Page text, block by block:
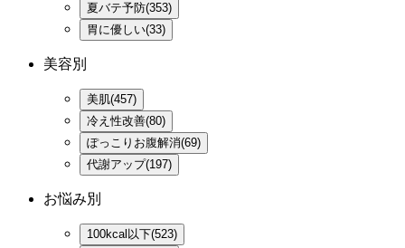
夏バテ予防(353)
胃に優しい(33)
美容別
美肌(457)
冷え性改善(80)
ぽっこりお腹解消(69)
代謝アップ(197)
お悩み別
100kcal以下(523)